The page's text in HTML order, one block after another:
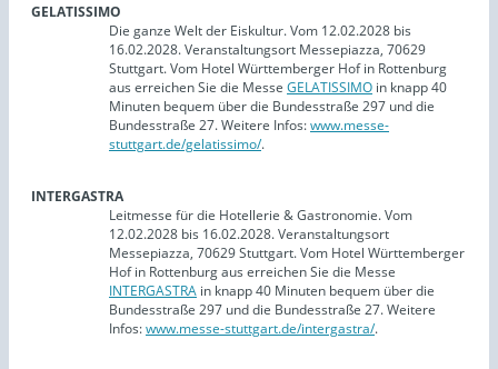
GELATISSIMO
Die ganze Welt der Eiskultur. Vom 12.02.2028 bis
16.02.2028. Veranstaltungsort Messepiazza, 70629
Stuttgart. Vom Hotel Württemberger Hof in Rottenburg
aus erreichen Sie die Messe GELATISSIMO in knapp 40
Minuten bequem über die Bundesstraße 297 und die
Bundesstraße 27. Weitere Infos:www.messe-
stuttgart.de/gelatissimo/.
INTERGASTRA
Leitmesse für die Hotellerie & Gastronomie. Vom
12.02.2028 bis 16.02.2028. Veranstaltungsort
Messepiazza, 70629 Stuttgart. Vom Hotel Württemberger
Hof in Rottenburg aus erreichen Sie die Messe
INTERGASTRA in knapp 40 Minuten bequem über die
Bundesstraße 297 und die Bundesstraße 27. Weitere
Infos:www.messe-stuttgart.de/intergastra/.